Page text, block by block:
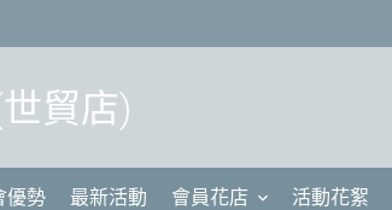
貿店)
優勢 最新活動 會員花店 活動花絮